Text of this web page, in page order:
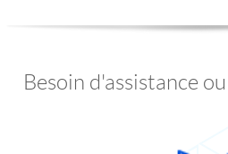
Besoin d'assistance